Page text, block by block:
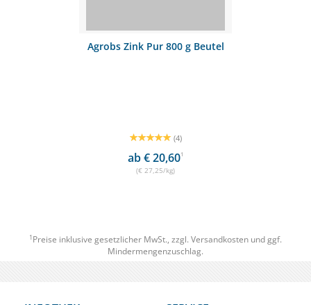
Agrobs Zink Pur 800 g Beutel
(4)
ab € 20,601
(€ 27,25/kg)
1 Preise inklusive gesetzlicher MwSt., zzgl. Versandkosten und ggf.
Mindermengenzuschlag.